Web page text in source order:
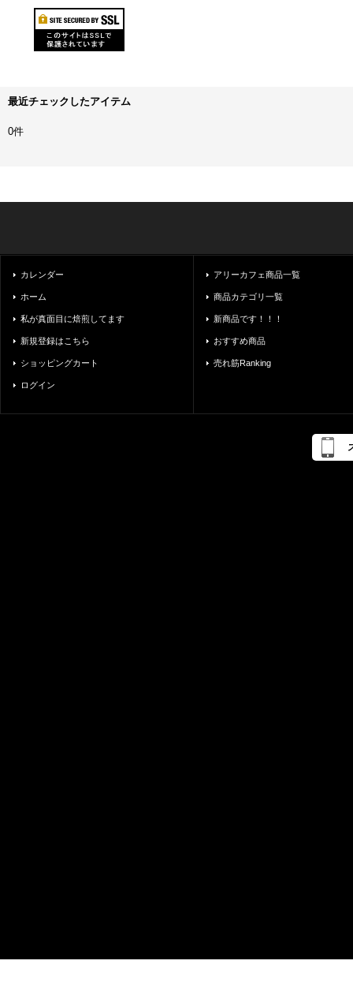
最近チェックしたアイテム
0件
カレンダー
ホーム
私が真面目に焙煎してます
新規登録はこちら
ショッピングカート
ログイン
アリーカフェ商品一覧
商品カテゴリ一覧
新商品です！！！
おすすめ商品
売れ筋Ranking